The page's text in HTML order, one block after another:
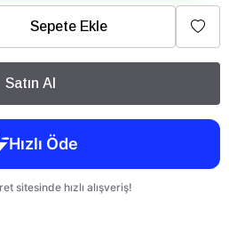
Sepete Ekle
Satın Al